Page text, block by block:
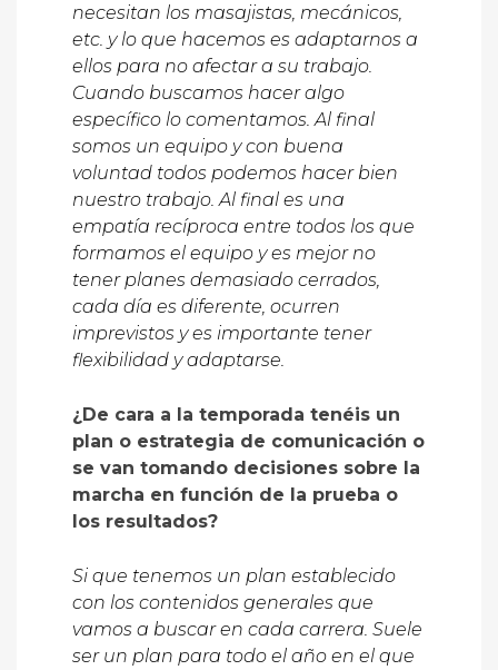
necesitan los masajistas, mecánicos,
etc. y lo que hacemos es adaptarnos a
ellos para no afectar a su trabajo.
Cuando buscamos hacer algo
específico lo comentamos. Al final
somos un equipo y con buena
voluntad todos podemos hacer bien
nuestro trabajo. Al final es una
empatía recíproca entre todos los que
formamos el equipo y es mejor no
tener planes demasiado cerrados,
cada día es diferente, ocurren
imprevistos y es importante tener
flexibilidad y adaptarse.
¿De cara a la temporada tenéis un
plan o estrategia de comunicación o
se van tomando decisiones sobre la
marcha en función de la prueba o
los resultados?
Si que tenemos un plan establecido
con los contenidos generales que
vamos a buscar en cada carrera. Suele
ser un plan para todo el año en el que